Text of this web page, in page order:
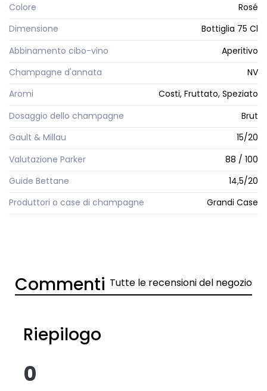
Colore
Rosé
Dimensione
Bottiglia 75 Cl
Abbinamento cibo-vino
Aperitivo
Champagne d'annata
NV
Aromi
Costi, Fruttato, Speziato
Dosaggio dello champagne
Brut
Gault & Millau
15/20
Valutazione Parker
88 / 100
Guide Bettane
14,5/20
Produttori o case di champagne
Grandi Case
Commenti Tutte le recensioni del negozio
Riepilogo
0